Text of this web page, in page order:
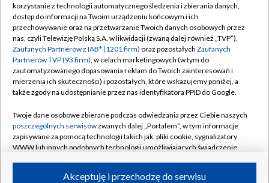
TVP
Abonament TVP
Emisja w TVP
Centrum informacji TVP
Naziemna Telewizja Cyfrowa
Rada Programowa
System NOS
Informacje o nadawcy
Regulamin TVP
Polityka prywatności
Moje zgody
Pomoc
Kontakt
Kanały
korzystanie z technologii automatycznego śledzenia i zbierania danych,
dostęp do informacji na Twoim urządzeniu końcowym i ich
przechowywanie oraz na przetwarzanie Twoich danych osobowych przez
nas, czyli Telewizję Polską S.A. w likwidacji (zwaną dalej również „TVP”),
Zaufanych Partnerów z IAB* (1201 firm) oraz pozostałych Zaufanych
Partnerów TVP (93 firm), w celach marketingowych (w tym do
zautomatyzowanego dopasowania reklam do Twoich zainteresowań i
mierzenia ich skuteczności) i pozostałych, które wskazujemy poniżej, a
także zgody na udostępnianie przez nas identyfikatora PPID do Google.
Twoje dane osobowe zbierane podczas odwiedzania przez Ciebie naszych
poszczególnych serwisówzwanych dalej „Portalem”, w tym informacje
zapisywane za pomocą technologii takich jak: pliki cookie, sygnalizatory
WWW lub innych podobnych technologii umożliwiających świadczenie
ruchu w Internecie.Akceptuję i przechodzę do serwisu